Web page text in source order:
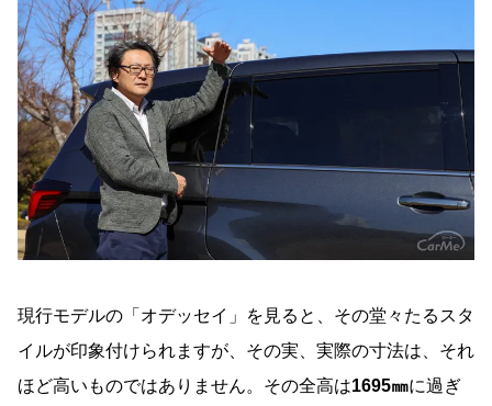
現行モデルの「オデッセイ」を見ると、その堂々たるスタ
イルが印象付けられますが、その実、実際の寸法は、それ
ほど高いものではありません。その全高は1695㎜に過ぎ